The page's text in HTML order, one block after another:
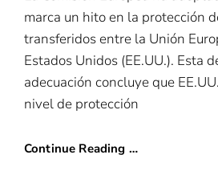
marca un hito en la protección
transferidos entre la Unión
Estados Unidos (EE.UU.). Esta
adecuación concluye que
nivel de protección
Continue Reading …